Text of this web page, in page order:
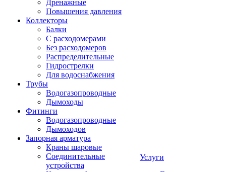
Дренажные
Повышения давления
Коллекторы
Балки
С расходомерами
Без расходомеров
Распределительные
Гидрострелки
Для водоснабжения
Трубы
Водогазопроводные
Дымоходы
Фитинги
Водогазопроводные
Дымоходов
Запорная арматура
Краны шаровые
Соединительные
устройства
Услуги